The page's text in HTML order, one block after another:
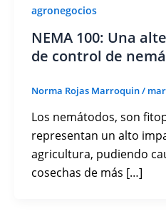
agronegocios
NEMA 100: Una
de control de
Norma Rojas Marroquin/
Los nemátodos, son
representan un alto
agricultura, pudiendo
cosechas de más […]